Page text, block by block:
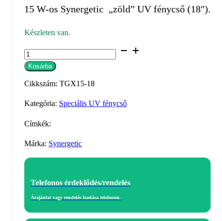
15 W-os Synergetic „zöld” UV fénycső (18″).
Készleten van.
15
W
rovarcsapda
UV
mm
ZÖLD
mennyiség
Kosárba
Cikkszám: TGX15-18
Kategória: Speciális UV fénycső
Címkék:
Márka: Synergetic
Telefonos érdeklődés/rendelés
Árajánlat vagy rendelés leadása telefonon.